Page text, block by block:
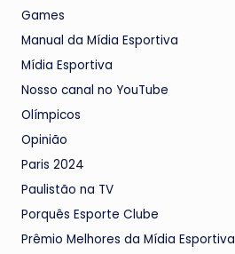
Games
Manual da Mídia Esportiva
Mídia Esportiva
Nosso canal no YouTube
Olímpicos
Opinião
Paris 2024
Paulistão na TV
Porquês Esporte Clube
Prêmio Melhores da Mídia Esportiva